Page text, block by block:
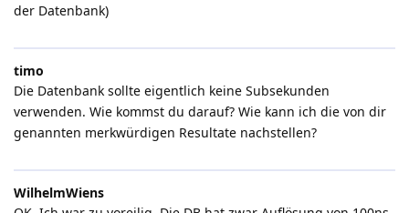
der Datenbank)
timo
Die Datenbank sollte eigentlich keine Subsekunden
verwenden. Wie kommst du darauf? Wie kann ich die von dir
genannten merkwürdigen Resultate nachstellen?
WilhelmWiens